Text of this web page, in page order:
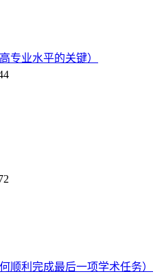
专业水平的关键）
顺利完成最后一项学术任务）